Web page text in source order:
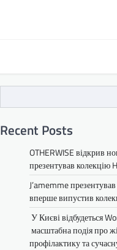
Recent Posts
OTHERWISE відкрив
презентував колекцію
J’amemme
вперше випустив
У Києві відбудеться
масштабна подія про
профілактику та